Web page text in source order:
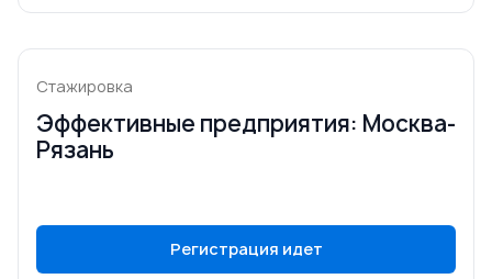
Стажировка
Эффективные предприятия: Москва-
Рязань
Регистрация идет